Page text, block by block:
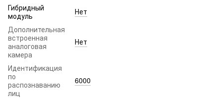
Гибридный
модуль
Нет
Дополнительная
встроенная
аналоговая
камера
Нет
Идентификация
по
распознаванию
лиц
6000